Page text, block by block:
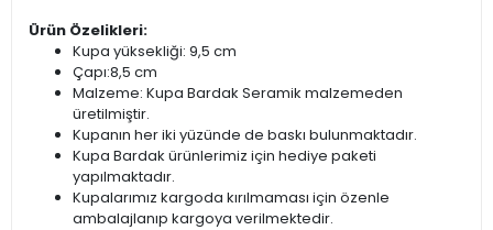
Ürün Özelikleri:
Kupa yüksekliği: 9,5 cm
Çapı:8,5 cm
Malzeme: Kupa Bardak Seramik malzemeden
üretilmiştir.
Kupanın her iki yüzünde de baskı bulunmaktadır.
Kupa Bardak ürünlerimiz için hediye paketi
yapılmaktadır.
Kupalarımız kargoda kırılmaması için özenle
ambalajlanıp kargoya verilmektedir.